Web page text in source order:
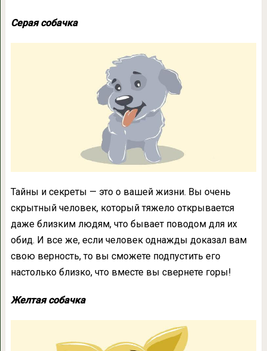
Серая собачка
Тайны и секреты — это о вашей жизни. Вы очень
скрытный человек, который тяжело открывается
даже близким людям, что бывает поводом для их
обид. И все же, если человек однажды доказал вам
свою верность, то вы сможете подпустить его
настолько близко, что вместе вы свернете горы!
Желтая собачка